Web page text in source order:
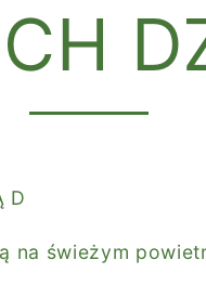
D
na świeżym